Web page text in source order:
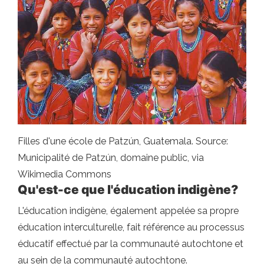
Filles d'une école de Patzún, Guatemala. Source:
Municipalité de Patzún, domaine public, via
Wikimedia Commons
Qu'est-ce que l'éducation indigène?
L'éducation indigène, également appelée sa propre
éducation interculturelle, fait référence au processus
éducatif effectué par la communauté autochtone et
au sein de la communauté autochtone.